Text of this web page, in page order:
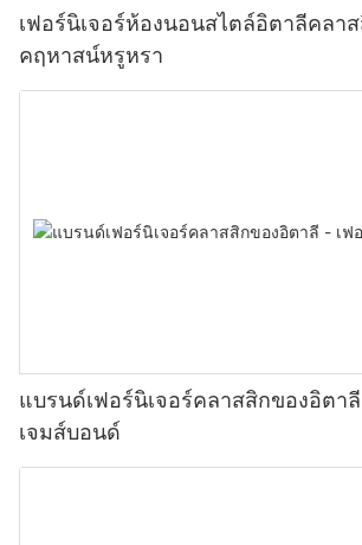
เฟอร์นิเจอร์ห้องนอนสไตล์อิตาลีคลา
คฤหาสน์หรูหรา
แบรนด์เฟอร์นิเจอร์คลาสสิกของอิตา
เจมส์บอนด์